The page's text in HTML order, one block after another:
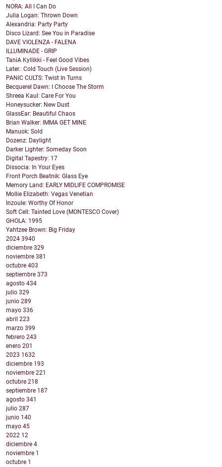
NORA: All I Can Do
Julia Logan: Thrown Down
Alexandria: Party Party
Disco Lizard: See You in Paradise
DAVE VIOLENZA - FALENA
ILLUMINADE - GRIP
TaniA Kyllikki - Feel Good Vibes
Later.: Cold Touch (Live Session)
PANIC CULTS: Twist In Turns
Becquerel Dawn: I Choose The Storm
Shreea Kaul: Care For You
Honeysucker: New Dust
GlassEar: Beautiful Chaos
Brian Walker: IMMA GET MINE
Manuok: Sold
Dozenz: Daylight
Darker Lighter: Someday Soon
Digital Tapestry: 17
Dissocia: In Your Eyes
Front Porch Beatnik: Glass Eye
Memory Land: EARLY MIDLIFE COMPROMISE
Mollie Elizabeth: Vegas Venetian
Inzoule: Worthy Of Honor
Soft Cell: Tainted Love (MONTESCO Cover)
GHOLA: 1995
Yahtzee Brown: Big Friday
2024 3940
diciembre 329
noviembre 381
octubre 403
septiembre 373
agosto 434
julio 329
junio 289
mayo 336
abril 223
marzo 399
febrero 243
enero 201
2023 1632
diciembre 193
noviembre 221
octubre 218
septiembre 187
agosto 341
julio 287
junio 140
mayo 45
2022 12
diciembre 4
noviembre 1
octubre 1